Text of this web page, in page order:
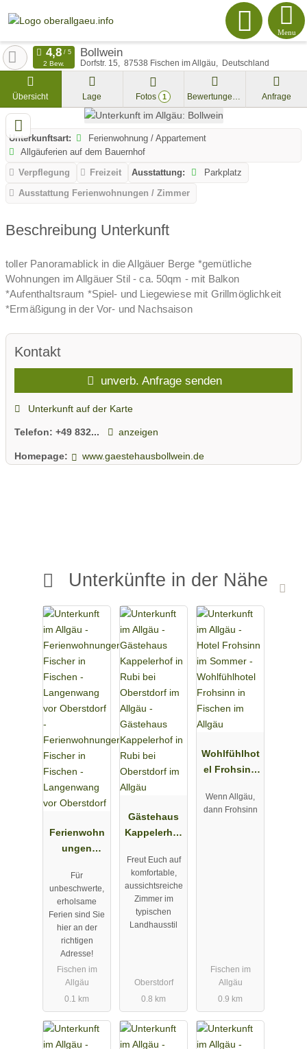
Menu
Bollwein
Dorfstr. 15 87538 Fischen im Allgäu Deutschland
2 Bew.
Übersicht Lage Fotos 1 Bewertungen Anfrage
Unterkunftsart:
Ferienwohnung / Appartement
Allgäuferien auf dem Bauernhof
Verpflegung
Freizeit Ausstattung:
Parkplatz
Ausstattung Ferienwohnungen / Zimmer
Beschreibung Unterkunft
toller Panoramablick in die Allgäuer Berge *gemütliche
Wohnungen im Allgäuer Stil - ca. 50qm - mit Balkon
*Aufenthaltsraum *Spiel- und Liegewiese mit Grillmöglichkeit
*Ermäßigung in der Vor- und Nachsaison
Kontakt
unverb. Anfrage senden
Unterkunft auf der Karte
Telefon: +49 832... anzeigen
Homepage: www.gaestehausbollwein.de
Unterkünfte in der Nähe
Ferienwohn
ungen
Fischen -
Langenwan
g vor
Oberstdorf
Für
unbeschwerte,
erholsame
Ferien sind Sie
hier an der
richtigen
Adresse!
Fischen im
Allgäu
0.1 km
Gästehaus
Kappelerhof
Oberstdorf
im Allgäu
Freut Euch auf
komfortable,
aussichtsreiche
Zimmer im
typischen
Landhausstil
Oberstdorf
0.8 km
Wohlfühlhot
el Frohsinn
im Allgäu
Wenn Allgäu,
dann Frohsinn
Fischen im
Allgäu
0.9 km